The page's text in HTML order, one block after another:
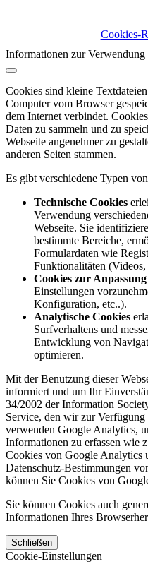
Cookies-
Informationen zur
Cookies sind kleine
Computer vom Browser
dem Internet verbindet.
Daten zu sammeln und zu
Webseite angenehmer zu
anderen Seiten stammen.
Es gibt verschiedene Typen
Technische Cookies
Verwendung
Webseite. Sie
bestimmte Bereiche,
Formulardaten wie
Funktionalitäten
Cookies zur Anpassung
Einstellungen
Konfiguration, etc..).
Analytische Cookies
Surfverhaltens und
Entwicklung von
optimieren.
Mit der Benutzung dieser
informiert und um Ihr
34/2002 der Information
Service, den wir zur
verwenden Google Analytics,
Informationen zu erfassen wie
Cookies von Google Analytics
Datenschutz-Bestimmungen
können Sie Cookies von
Sie können Cookies auch
Informationen Ihres
Schließen
Cookie-Einstellungen